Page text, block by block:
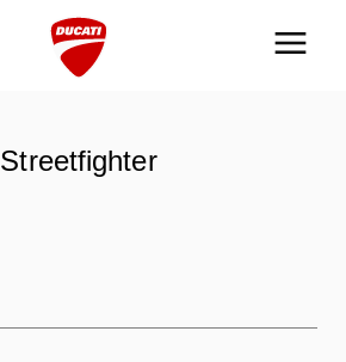
Streetfighter